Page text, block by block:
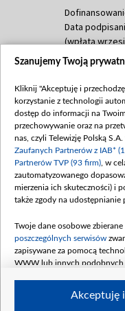
Data
(wpłata
(wpłata
mln, listopad
Data
(wpłata
Data
kwiecień 180
czerwca 90
4 sierpnia 250
Szanujemy Twoją
Kliknij "Akceptuję i
korzystanie z technologii
dostęp do informacji na
przechowywanie oraz na
nas, czyli Telewizję Polską
Zaufanych Partnerów z IAB*
Partnerów TVP (93 firm) , w
zautomatyzowanego
mierzenia ich skuteczności) i
także zgody na udostępnianie
Twoje dane osobowe
poszczególnych serwisów
zapisywane za pomocą
WWW lub innych podobnych
Akceptuję